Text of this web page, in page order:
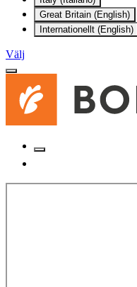
Great Britain (English)
Internationellt (English)
Välj